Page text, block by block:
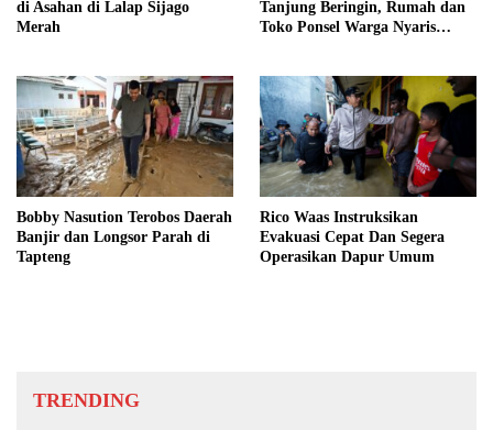
di Asahan di Lalap Sijago
Merah
Tanjung Beringin, Rumah dan
Toko Ponsel Warga Nyaris
Bobby Nasution Terobos Daerah
Banjir dan Longsor Parah di
Tapteng
Rico Waas Instruksikan
Evakuasi Cepat Dan Segera
Operasikan Dapur Umum
TRENDING